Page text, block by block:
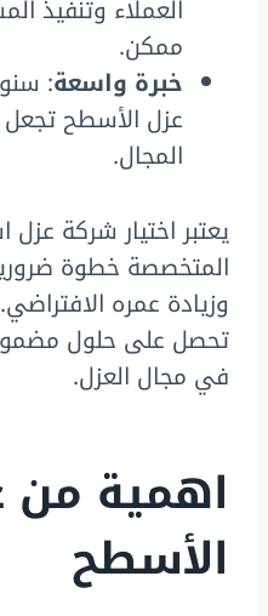
العملاء وتنفيذ
ممكن.
خبرة واسعة:
عزل الأسطح
المجال.
يعتبر اختيار شركة
المتخصصة خطوة
وزيادة عمره
تحصل على حلول
في مجال العزل.
اهمية من
الأسطح